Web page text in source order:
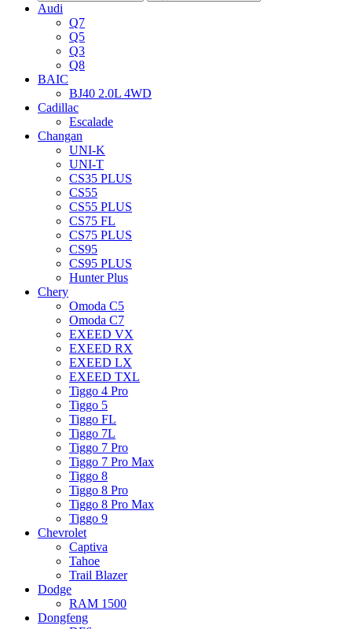
Audi
Q7
Q5
Q3
Q8
BAIC
BJ40 2.0L 4WD
Cadillac
Escalade
Changan
UNI-K
UNI-T
CS35 PLUS
CS55
CS55 PLUS
CS75 FL
CS75 PLUS
CS95
CS95 PLUS
Hunter Plus
Chery
Omoda C5
Omoda C7
EXEED VX
EXEED RX
EXEED LX
EXEED TXL
Tiggo 4 Pro
Tiggo 5
Tiggo FL
Tiggo 7L
Tiggo 7 Pro
Tiggo 7 Pro Max
Tiggo 8
Tiggo 8 Pro
Tiggo 8 Pro Max
Tiggo 9
Chevrolet
Captiva
Tahoe
Trail Blazer
Dodge
RAM 1500
Dongfeng